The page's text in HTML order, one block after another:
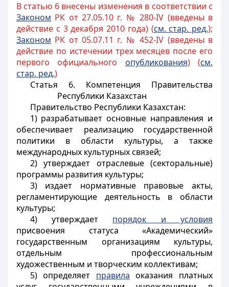
В статью 6 внесены изменения в соответствии с
Законом РК от 27.05.10 г. № 280-IV (введены в
действие с 3 декабря 2010 года) (см. стар. ред.);
Законом РК от 05.07.11 г. № 452-IV (введены в
действие по истечении трех месяцев после его
первого официального опубликования) (см.
стар. ред.)
Статья 6. Компетенция Правительства
Республики Казахстан
Правительство Республики Казахстан:
1) разрабатывает основные направления и
обеспечивает реализацию государственной
политики в области культуры, а также
международных культурных связей;
2) утверждает отраслевые (секторальные)
программы развития культуры;
3) издает нормативные правовые акты,
регламентирующие деятельность в области
культуры;
4) утверждает порядок и условия
присвоения статуса «Академический»
государственным организациям культуры,
отдельным профессиональным
художественным и творческим коллективам;
5) определяет правила оказания платных